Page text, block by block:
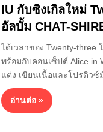
IU กับซิงเกิลใหม่
อัลบั้ม CHAT-
ได้เวลาของ​ Twenty-
พร้อมกับคอนเซ็ปต์ Alice in
แต่ง เขียนเนื้อและโปรดิวซ์
อ่านต่อ »